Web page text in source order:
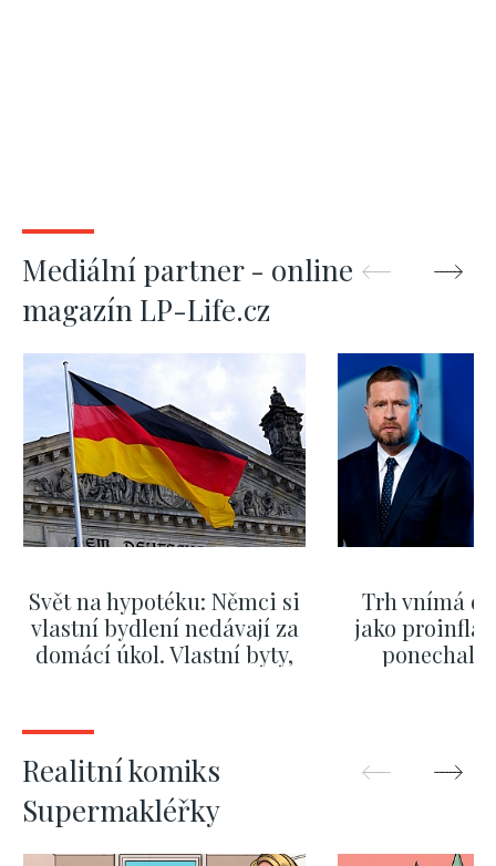
Mediální partner - online
magazín LP-Life.cz
Svět na hypotéku: Němci si
vlastní bydlení nedávají za
domácí úkol. Vlastní byty,
Trh vnímá
jako
ponechali
Realitní komiks
Supermakléřky